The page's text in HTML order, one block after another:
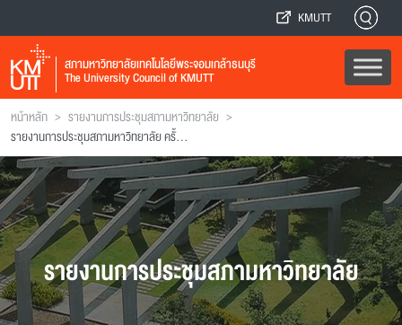
KMUTT
สภามหาวิทยาลัยเทคโนโลยีพระจอมเกล้าธนบุรี
The University Council of KMUTT
หน้าหลัก > รายงานการประชุมสภามหาวิทยาลัย >
รายงานการประชุมสภามหาวิทยาลัย ครั้งที่ 166
รายงานการประชุมสภามหาวิทยาลัย